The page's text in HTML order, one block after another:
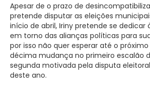
Apesar de o prazo de
pretende disputar as eleições
início de abril, Iriny pretende se dedicar
em torno das alianças políticas para
por isso não quer esperar até o próximo
décima mudança no primeiro escalão
segunda motivada pela disputa
deste ano.